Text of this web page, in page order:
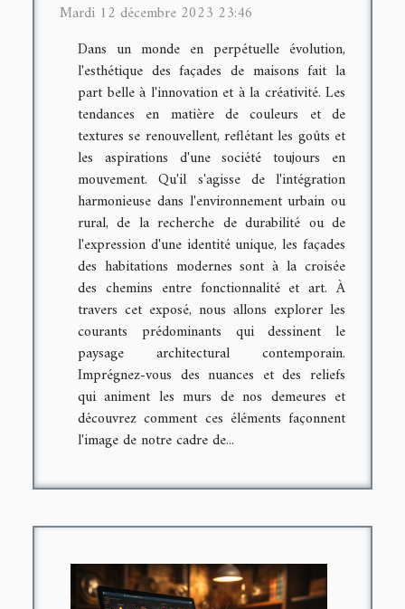
Mardi 12 décembre 2023 23:46
Dans un monde en perpétuelle évolution,
l'esthétique des façades de maisons fait la
part belle à l'innovation et à la créativité. Les
tendances en matière de couleurs et de
textures se renouvellent, reflétant les goûts et
les aspirations d'une société toujours en
mouvement. Qu'il s'agisse de l'intégration
harmonieuse dans l'environnement urbain ou
rural, de la recherche de durabilité ou de
l'expression d'une identité unique, les façades
des habitations modernes sont à la croisée
des chemins entre fonctionnalité et art. À
travers cet exposé, nous allons explorer les
courants prédominants qui dessinent le
paysage architectural contemporain.
Imprégnez-vous des nuances et des reliefs
qui animent les murs de nos demeures et
découvrez comment ces éléments façonnent
l'image de notre cadre de...